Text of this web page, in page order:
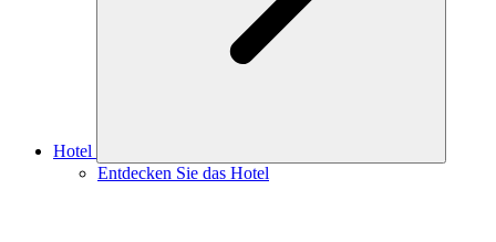
Hotel
Entdecken Sie das Hotel